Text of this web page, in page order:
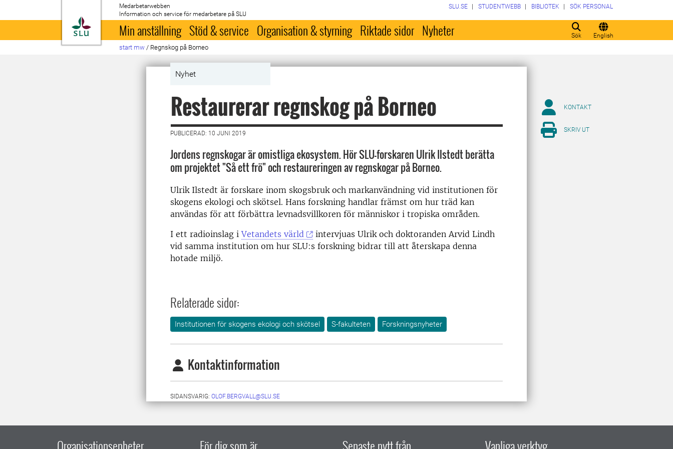
Till startsida
Medarbetarwebben
Information och service för medarbetare på SLU
Sök English
SLU.SE STUDENTWEBB BIBLIOTEK SÖK PERSONAL
Min anställning Stöd & service Organisation & styrning Riktade sidor Nyheter
start mw / Regnskog på Borneo
Nyhet
Restaurerar regnskog på Borneo
PUBLICERAD: 10 JUNI 2019
Jordens regnskogar är omistliga ekosystem. Hör SLU-forskaren Ulrik Ilstedt berätta
om projektet "Så ett frö" och restaureringen av regnskogar på Borneo.
Ulrik Ilstedt är forskare inom skogsbruk och markanvändning vid institutionen för
skogens ekologi och skötsel. Hans forskning handlar främst om hur träd kan
användas för att förbättra levnadsvillkoren för människor i tropiska områden.
I ett radioinslag iVetandets värld
intervjuas Ulrik och doktoranden Arvid Lindh
vid samma institution om hur SLU:s forskning bidrar till att återskapa denna
hotade miljö.
Relaterade sidor:
Institutionen för skogens ekologi och skötsel S-fakulteten Forskningsnyheter
Kontaktinformation
SIDANSVARIG: OLOF.BERGVALL@SLU.SE
KONTAKT
SKRIV UT